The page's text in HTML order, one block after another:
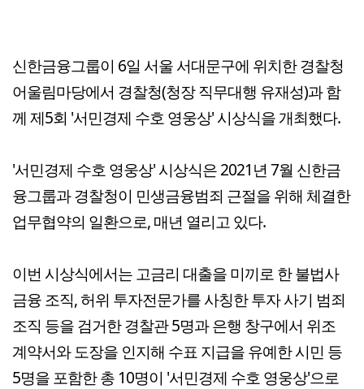
신한금융그룹이 6일 서울 서대문구에 위치한 경찰청
어울림마당에서 경찰청(청장 직무대행 유재성)과 함
께 제5회 '서민경제 수호 영웅상' 시상식을 개최했다.
'서민경제 수호 영웅상' 시상식은 2021년 7월 신한금
융그룹과 경찰청이 민생금융범죄 근절을 위해 체결한
업무협약의 일환으로, 매년 열리고 있다.
이번 시상식에서는 고금리 대출을 미끼로 한 불법사
금융 조직, 허위 투자전문가를 사칭한 투자 사기 범죄
조직 등을 검거한 경찰관 5명과 은행 창구에서 위조
계약서와 도장을 인지해 수표 지급을 유예한 시민 등
5명을 포함한 총 10명이 '서민경제 수호 영웅상'으로